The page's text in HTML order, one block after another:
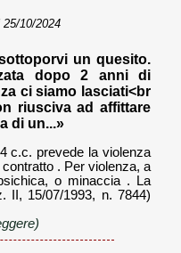
10/2024
un quesito.
dopo 2 anni di
ci siamo lasciati<br
riusciva ad affittare
di un...»
c.c. prevede la violenza
. Per violenza, a
o minaccia . La
II, 15/07/1993, n. 7844)